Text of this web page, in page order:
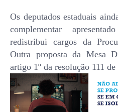
Os deputados estaduais
complementar
redistribui cargos da
Outra proposta da Mesa
artigo 1º da resolução 111